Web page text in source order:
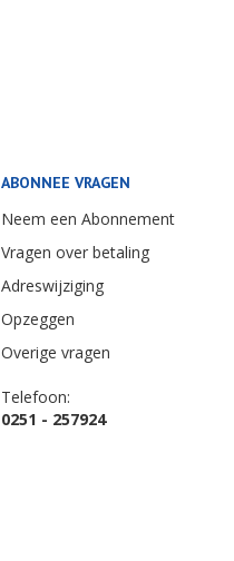
ABONNEE VRAGEN
Neem een Abonnement
Vragen over betaling
Adreswijziging
Opzeggen
Overige vragen
Telefoon:
0251 - 257924